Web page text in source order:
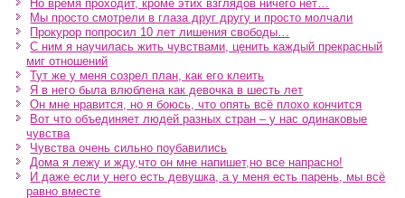
Но время проходит, кроме этих взглядов ничего нет…
Мы просто смотрели в глаза друг другу и просто молчали
Прокурор попросил 10 лет лишения свободы…
С ним я научилась жить чувствами, ценить каждый прекрасный
миг отношений
Тут же у меня созрел план, как его клеить
Я в него была влюблена как девочка в шесть лет
Он мне нравится, но я боюсь, что опять всё плохо кончится
Вот что объединяет людей разных стран – у нас одинаковые
чувства
Чувства очень сильно поубавились
Дома я лежу и жду,что он мне напишет,но все напрасно!
И даже если у него есть девушка, а у меня есть парень, мы всё
равно вместе